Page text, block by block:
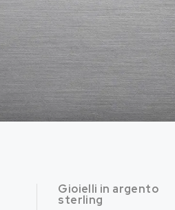
Gioielli in argento
sterling